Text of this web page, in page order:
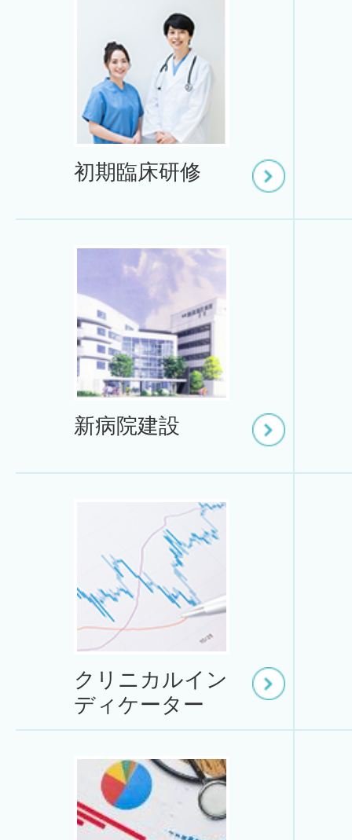
2026年04月03日
第209回近畿外科学会にて優
2026年01月30日
全国自治体病院協議会雑誌に
2026年01月16日
「令和7年度 看護師育成講座
初期臨床研修
新病院建設
クリニカルイン
ディケーター